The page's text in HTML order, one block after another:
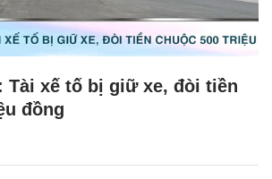
Tài xế tố bị giữ xe, đòi tiền
đồng